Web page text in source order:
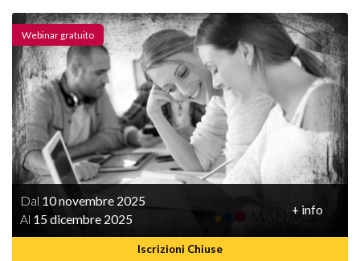
Iscrizioni Chiuse
Dal 10 novembre 2025
Al 15 dicembre 2025
+ info
Webinar gratuito